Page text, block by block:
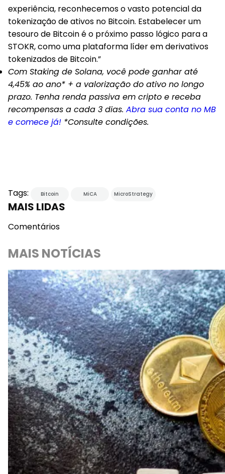
experiência, reconhecemos o vasto potencial da
tokenização de ativos no Bitcoin. Estabelecer um
tesouro de Bitcoin é o próximo passo lógico para a
STOKR, como uma plataforma líder em derivativos
tokenizados de Bitcoin.”
Com Staking de Solana, você pode ganhar até
4,45% ao ano* + a valorização do ativo no longo
prazo. Tenha renda passiva em cripto e receba
recompensas a cada 3 dias. Abra sua conta no MB
e comece já! *Consulte condições.
Tags: Bitcoin MiCA MicroStrategy
MAIS LIDAS
Comentários
MAIS NOTÍCIAS